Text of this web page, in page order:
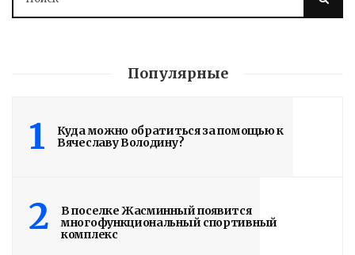
Популярные
1
Куда можно обратиться за помощью к
Вячеславу Володину?
2
В поселке Жасминный появится
многофункциональный спортивный
комплекс